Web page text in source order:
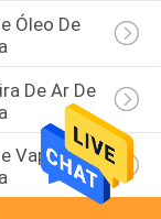
Óleo De
De Ar De
Vapor De